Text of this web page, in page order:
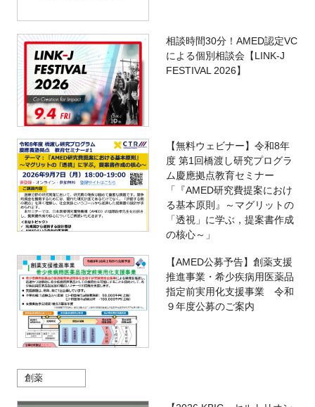
相談時間30分！AMED認定VC
による個別相談会【LINK-J
FESTIVAL 2026】
【無料ウェビナー】令和8年
度 第1回橋渡し研究プログラ
ム慶應拠点教育セミナー
「『AMED研究費提案におけ
る基本原則』～マグリットの
「透視」に学ぶ，提案書作成
の核心～」
【AMED公募予告】創薬支援
推進事業・希少疾病用医薬品
指定前実用化支援事業 令和
９年度公募のご案内
創薬